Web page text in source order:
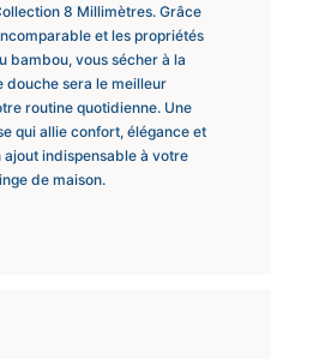
8 Millimètres. Grâce
et les propriétés
bambou, vous sécher à la
douche sera le meilleur
routine quotidienne. Une
qui allie confort, élégance et
indispensable à votre
de maison.